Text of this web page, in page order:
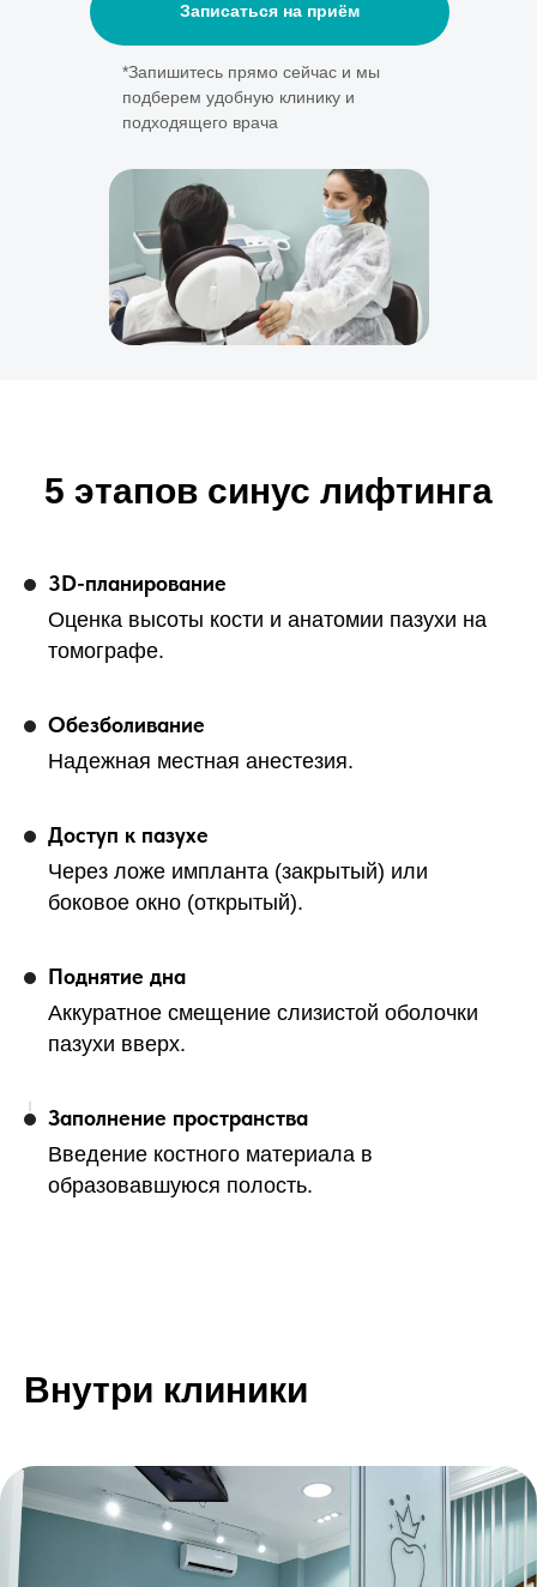
*Запишитесь прямо сейчас и мы
подберем удобную клинику и
подходящего врача
Записаться на приём
5 этапов синус лифтинга
3D-планирование
Оценка высоты кости и анатомии пазухи на
томографе.
Обезболивание
Надежная местная анестезия.
Доступ к пазухе
Через ложе импланта (закрытый) или
боковое окно (открытый).
Поднятие дна
Аккуратное смещение слизистой оболочки
пазухи вверх.
Заполнение пространства
Введение костного материала в
образовавшуюся полость.
Внутри клиники